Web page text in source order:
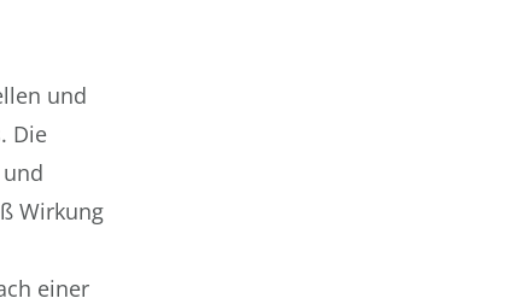
und
Die
Wirkung
einer